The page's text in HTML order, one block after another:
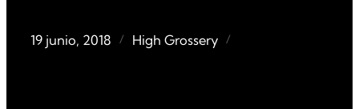
19 junio, 2018 / High Grossery /